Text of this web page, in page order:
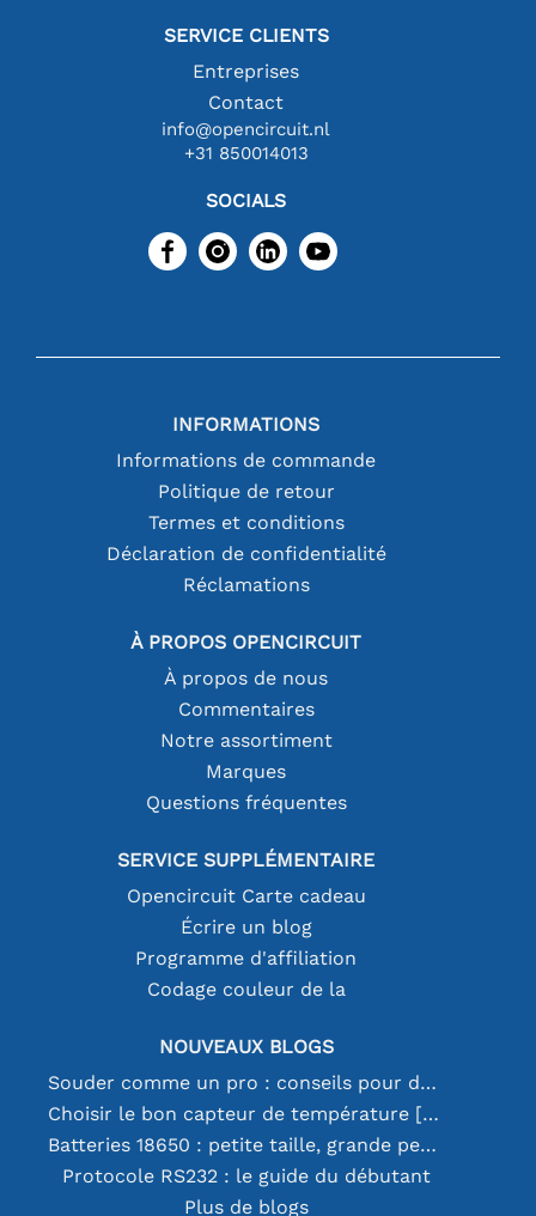
SERVICE CLIENTS
Entreprises
Contact
info@opencircuit.nl
+31 850014013
SOCIALS
INFORMATIONS
Informations de commande
Politique de retour
Termes et conditions
Déclaration de confidentialité
Réclamations
À PROPOS OPENCIRCUIT
À propos de nous
Commentaires
Notre assortiment
Marques
Questions fréquentes
SERVICE SUPPLÉMENTAIRE
Opencircuit Carte cadeau
Écrire un blog
Programme d'affiliation
Codage couleur de la
NOUVEAUX BLOGS
Souder comme un pro : conseils pour des connexions électroniques parfaites
Choisir le bon capteur de température [youtube]
Batteries 18650 : petite taille, grande performance
Protocole RS232 : le guide du débutant
Plus de blogs